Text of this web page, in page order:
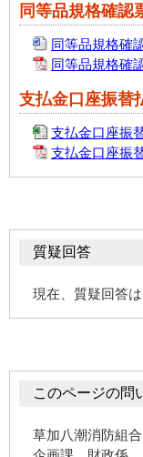
同等品規格確認
同等品規格確
同等品規格確
支払金口座振替
支払金口座振
支払金口座振
質疑回答
現在、質疑回答は
このページの問
草加八潮消防組